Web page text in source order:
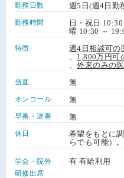
勤務日数 週5日(週4日勤
勤務時間
日・祝日
曜 10:30 ～
特徴 週4日相談可の
1,800万円可
、外来のみの
当直 無
オンコール 無
早番・遅番 無
休日
希望をもとに
らでも可能）
学会・院外
研修出席
有 有給利用